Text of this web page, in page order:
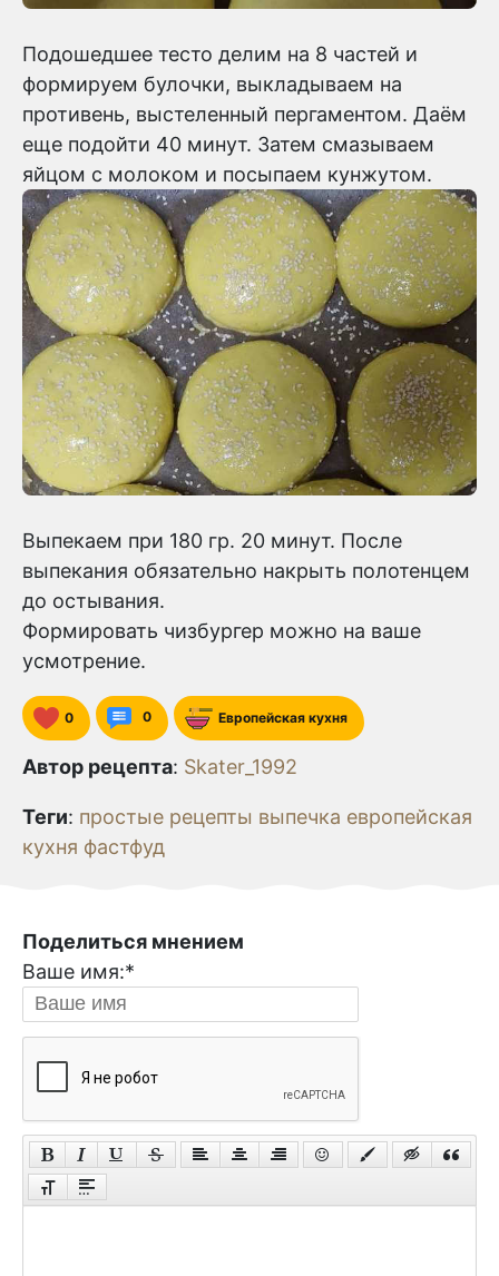
Подошедшее тесто делим на 8 частей и
формируем булочки, выкладываем на
противень, выстеленный пергаментом. Даём
еще подойти 40 минут. Затем смазываем
яйцом с молоком и посыпаем кунжутом.
Выпекаем при 180 гр. 20 минут. После
выпекания обязательно накрыть полотенцем
до остывания.
Формировать чизбургер можно на ваше
усмотрение.
0 0 Европейская кухня
Автор рецепта: Skater_1992
Теги: простые рецепты выпечка европейская
кухня фастфуд
Поделиться мнением
Ваше имя:*